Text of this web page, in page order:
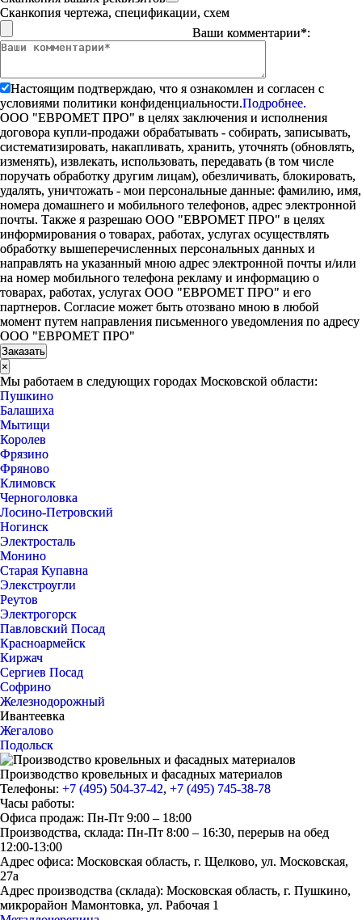
Сканкопия чертежа, спецификации, схем
Ваши комментарии*:
Настоящим подтверждаю, что я ознакомлен и согласен с
условиями политики конфиденциальности.Подробнее.
ООО "ЕВРОМЕТ ПРО" в целях заключения и исполнения
договора купли-продажи обрабатывать - собирать, записывать,
систематизировать, накапливать, хранить, уточнять (обновлять,
изменять), извлекать, использовать, передавать (в том числе
поручать обработку другим лицам), обезличивать, блокировать,
удалять, уничтожать - мои персональные данные: фамилию, имя,
номера домашнего и мобильного телефонов, адрес электронной
почты. Также я разрешаю ООО "ЕВРОМЕТ ПРО" в целях
информирования о товарах, работах, услугах осуществлять
обработку вышеперечисленных персональных данных и
направлять на указанный мною адрес электронной почты и/или
на номер мобильного телефона рекламу и информацию о
товарах, работах, услугах ООО "ЕВРОМЕТ ПРО" и его
партнеров. Согласие может быть отозвано мною в любой
момент путем направления письменного уведомления по адресу
ООО "ЕВРОМЕТ ПРО"
×
Мы работаем в следующих городах Московской области:
Пушкино
Балашиха
Мытищи
Королев
Фрязино
Фряново
Климовск
Черноголовка
Лосино-Петровский
Ногинск
Электросталь
Монино
Старая Купавна
Элекстроугли
Реутов
Электрогорск
Павловский Посад
Красноармейск
Киржач
Сергиев Посад
Софрино
Железнодорожный
Ивантеевка
Жегалово
Подольск
Производство кровельных и фасадных материалов
Телефоны: +7 (495) 504-37-42, +7 (495) 745-38-78
Часы работы:
Офиса продаж: Пн-Пт 9:00 – 18:00
Производства, склада: Пн-Пт 8:00 – 16:30, перерыв на обед
12:00-13:00
Адрес офиса: Московская область, г. Щелково, ул. Московская,
27а
Адрес производства (склада): Московская область, г. Пушкино,
микрорайон Мамонтовка, ул. Рабочая 1